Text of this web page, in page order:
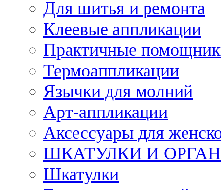
Для шитья и ремонта
Клеевые аппликации
Практичные
Термоаппликации
Язычки для молний
Арт-аппликации
Аксессуары для
ШКАТУЛКИ И
Шкатулки